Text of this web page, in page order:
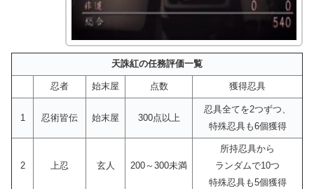
天誅紅の任務評価一覧
忍者 始末屋 点数 獲得忍具
1 忍術皆伝 始末屋 300点以上
忍具全てを2つずつ、
特殊忍具も6個獲得
2 上忍 玄人 200～300未満
所持忍具から
ランダムで10つ
特殊忍具も5個獲得